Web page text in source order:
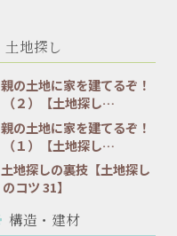
土地探し
親の土地に家を建てるぞ！
（２）【土地探し…
親の土地に家を建てるぞ！
（１）【土地探し…
土地探しの裏技【土地探し
のコツ 31】
構造・建材